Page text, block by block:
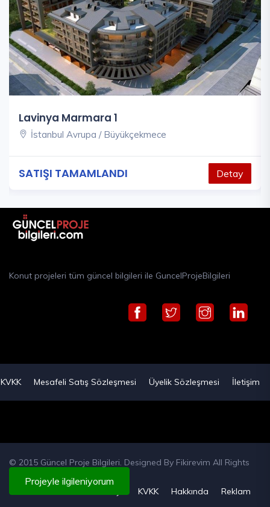
Lavinya Marmara 1
İstanbul Avrupa / Büyükçekmece
SATIŞI TAMAMLANDI Detay
Projeyle ilgileniyorum
Konut projeleri tüm güncel bilgileri ile GuncelProjeBilgileri
KVKK Mesafeli Satış Sözleşmesi Üyelik Sözleşmesi İletişim
© 2015 Güncel Proje Bilgileri. Designed By Fikirevim All Rights
Reserved
KVKK Hakkında Reklam